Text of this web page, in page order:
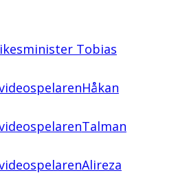
Tobias
Håkan
Talman
Alireza